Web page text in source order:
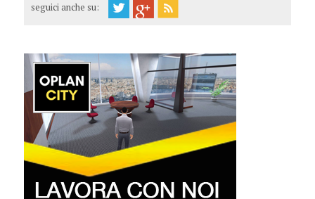
seguici anche su: